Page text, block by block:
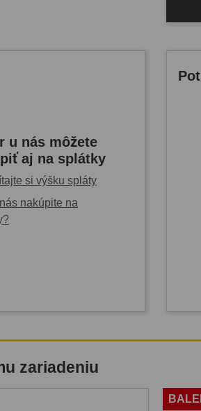
u nás môžete
aj na splátky
si výšku spláty
nakúpite na
zariadeniu